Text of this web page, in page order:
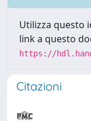
Utilizza questo
link a questo
https://
Citazioni